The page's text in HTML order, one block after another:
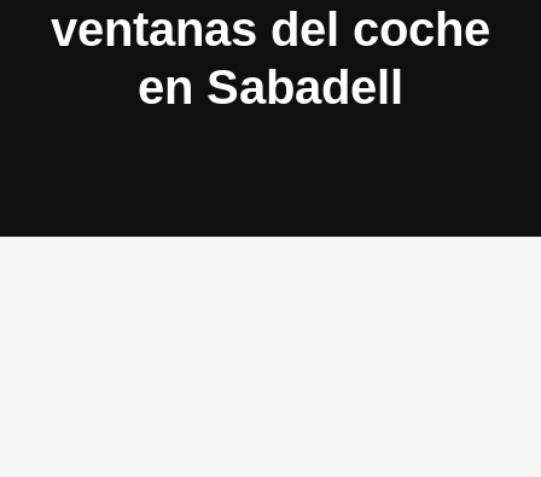
ventanas del coche
en Sabadell